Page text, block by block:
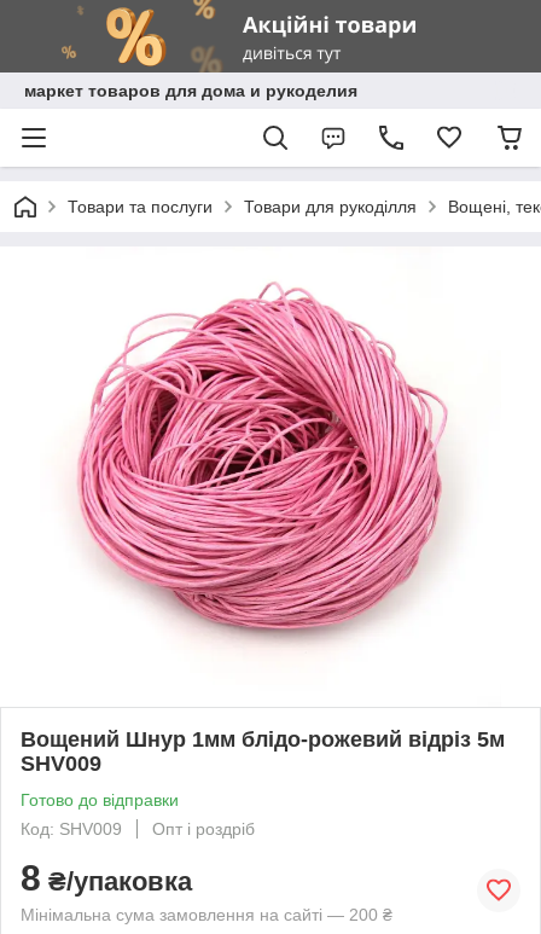
маркет товаров для дома и рукоделия
Товари та послуги Товари для рукоділля Вощені,
Вощений Шнур 1мм блідо-рожевий відріз 5м
SHV009
Готово до відправки
Код: SHV009
Опт і роздріб
8 ₴/упаковка
Мінімальна сума замовлення на сайті — 200 ₴